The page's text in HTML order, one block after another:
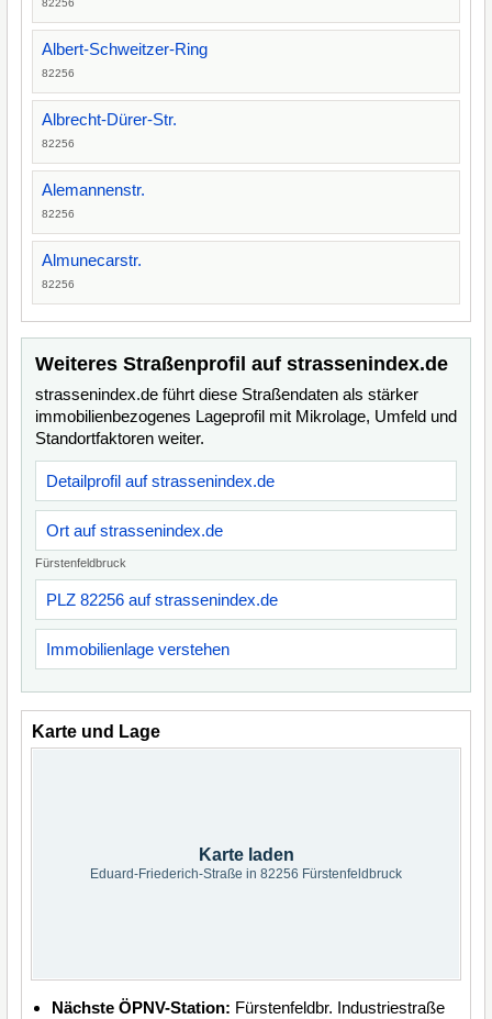
82256
Albert-Schweitzer-Ring
82256
Albrecht-Dürer-Str.
82256
Alemannenstr.
82256
Almunecarstr.
82256
Weiteres Straßenprofil auf strassenindex.de
strassenindex.de führt diese Straßendaten als stärker
immobilienbezogenes Lageprofil mit Mikrolage, Umfeld und
Standortfaktoren weiter.
Detailprofil auf strassenindex.de
Ort auf strassenindex.de
Fürstenfeldbruck
PLZ 82256 auf strassenindex.de
Immobilienlage verstehen
Karte und Lage
Karte laden
Eduard-Friederich-Straße in 82256 Fürstenfeldbruck
Nächste ÖPNV-Station: Fürstenfeldbr. Industriestraße